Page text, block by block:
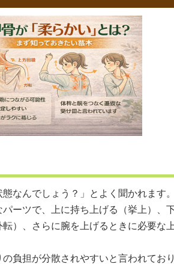
態なんでしょう？」とよく聞かれます
ーツで、上に持ち上げる（挙上）、
）、さらに腕を上げるときに必要な
負担が分散されやすいと言われてお